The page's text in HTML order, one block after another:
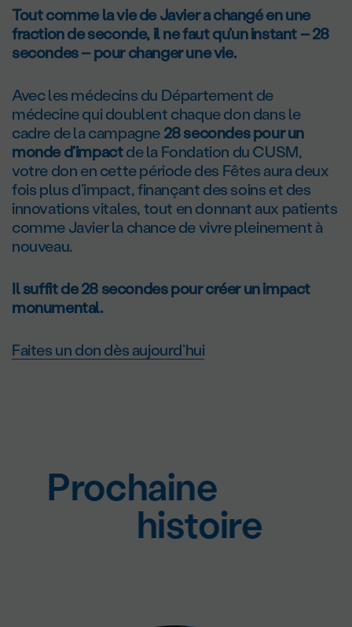
Tout comme la vie de Javier a changé en une
fraction de seconde, il ne faut qu’un instant – 28
secondes – pour changer une vie.
Avec les médecins du Département de
médecine qui doublent chaque don dans le
cadre de la campagne28 secondes pour un
monde d’impactde la Fondation du CUSM,
votre don en cette période des Fêtes aura deux
fois plus d’impact, finançant des soins et des
innovations vitales, tout en donnant aux patients
comme Javier la chance de vivre pleinement à
nouveau.
Il suffit de 28 secondes pour créer un impact
monumental.
Faites un don dès aujourd’hui
Prochaine
histoire